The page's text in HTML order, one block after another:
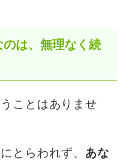
は、無理なく続
ことはありませ
とらわれず、 あな